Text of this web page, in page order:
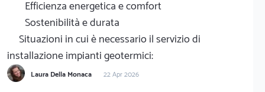
Efficienza energetica e comfort
Sostenibilità e durata
Situazioni in cui è necessario il servizio di
installazione impianti geotermici:
Laura Della Monaca 22 Apr 2026